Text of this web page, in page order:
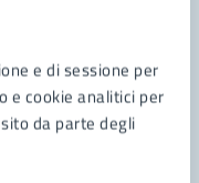
e di sessione per
e cookie analitici per
da parte degli